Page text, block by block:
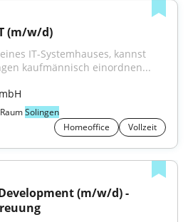
(m/w/d)
IT-Systemhauses, kannst
kaufmännisch einordnen...
Solingen
Homeoffice
Vollzeit
(m/w/d) -